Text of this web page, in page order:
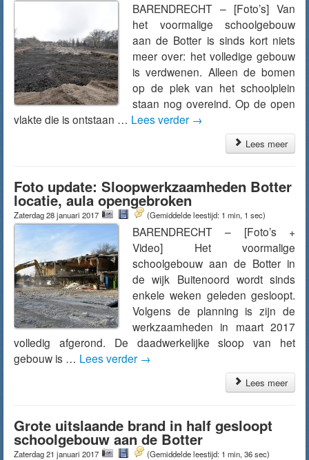
BARENDRECHT – [Foto’s] Van
het voormalige schoolgebouw
aan de Botter is sinds kort niets
meer over: het volledige gebouw
is verdwenen. Alleen de bomen
op de plek van het schoolplein
staan nog overeind. Op de open
vlakte die is ontstaan … Lees verder →
Lees meer
Foto update: Sloopwerkzaamheden Botter
locatie, aula opengebroken
Zaterdag 28 januari 2017 (Gemiddelde leestijd: 1 min, 1 sec)
BARENDRECHT – [Foto’s +
Video] Het voormalige
schoolgebouw aan de Botter in
de wijk Buitenoord wordt sinds
enkele weken geleden gesloopt.
Volgens de planning is zijn de
werkzaamheden in maart 2017
volledig afgerond. De daadwerkelijke sloop van het
gebouw is … Lees verder →
Lees meer
Grote uitslaande brand in half gesloopt
schoolgebouw aan de Botter
Zaterdag 21 januari 2017 (Gemiddelde leestijd: 1 min, 36 sec)